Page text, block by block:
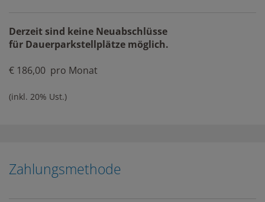
Derzeit sind keine Neuabschlüsse
für Dauerparkstellplätze möglich.
€ 186,00 pro Monat
(inkl. 20% Ust.)
Zahlungsmethode